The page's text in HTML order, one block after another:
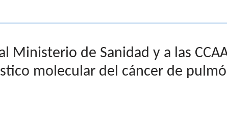
Ministerio de Sanidad y a las
molecular del cáncer de